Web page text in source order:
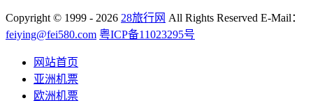
Copyright © 1999 - 2026 28旅行网 All Rights Reserved E-Mail：
feiying@fei580.com 粤ICP备11023295号
网站首页
亚洲机票
欧洲机票